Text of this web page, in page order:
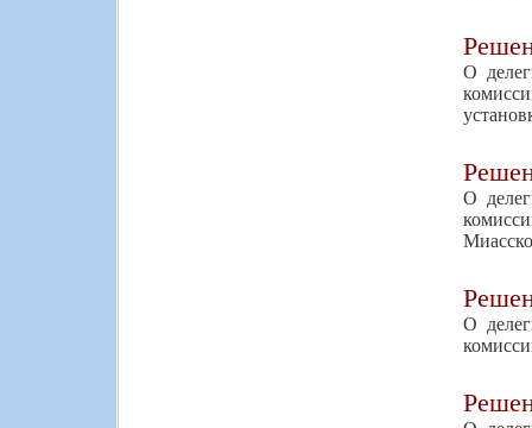
О
О
О